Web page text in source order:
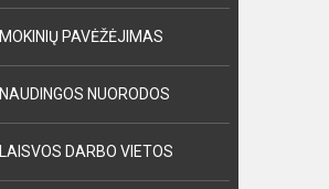
MOKINIŲ PAVĖŽĖJIMAS
NAUDINGOS NUORODOS
LAISVOS DARBO VIETOS